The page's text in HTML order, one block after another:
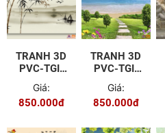
TRANH 3D
PVC-TGI-
ZS-P005
Giá:
850.000đ
TRANH 3D
PVC-TGI-
FJ-P006
Giá:
850.000đ